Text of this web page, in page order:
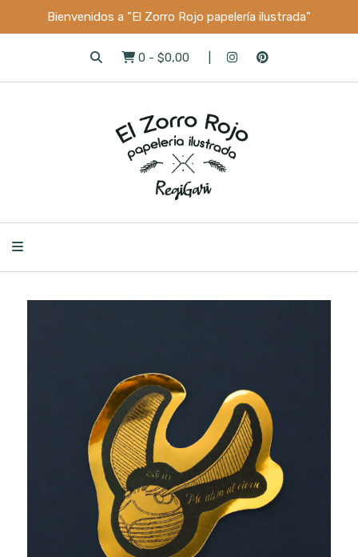
Bienvenidos a "El Zorro Rojo papelería ilustrada"
0 - $0,00